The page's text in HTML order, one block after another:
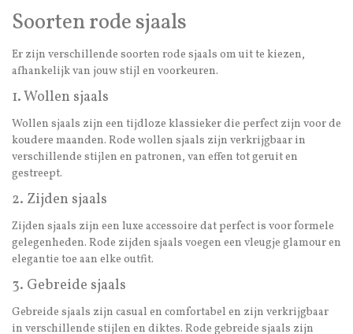
Soorten rode sjaals
Er zijn verschillende soorten rode sjaals om uit te kiezen,
afhankelijk van jouw stijl en voorkeuren.
1. Wollen sjaals
Wollen sjaals zijn een tijdloze klassieker die perfect zijn voor de
koudere maanden. Rode wollen sjaals zijn verkrijgbaar in
verschillende stijlen en patronen, van effen tot geruit en
gestreept.
2. Zijden sjaals
Zijden sjaals zijn een luxe accessoire dat perfect is voor formele
gelegenheden. Rode zijden sjaals voegen een vleugje glamour en
elegantie toe aan elke outfit.
3. Gebreide sjaals
Gebreide sjaals zijn casual en comfortabel en zijn verkrijgbaar
in verschillende stijlen en diktes. Rode gebreide sjaals zijn